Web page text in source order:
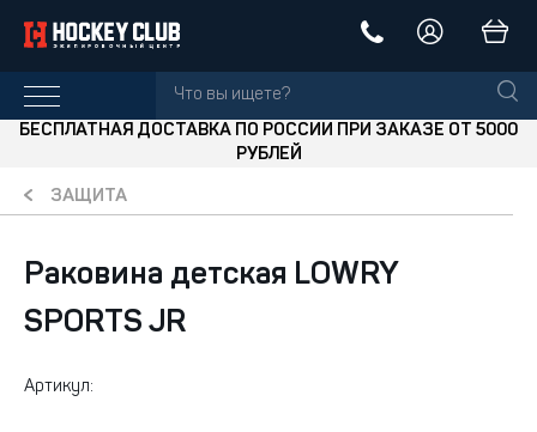
БЕСПЛАТНАЯ ДОСТАВКА ПО РОССИИ ПРИ ЗАКАЗЕ ОТ 5000
РУБЛЕЙ
ЗАЩИТА
Раковина детская LOWRY
SPORTS JR
Артикул: